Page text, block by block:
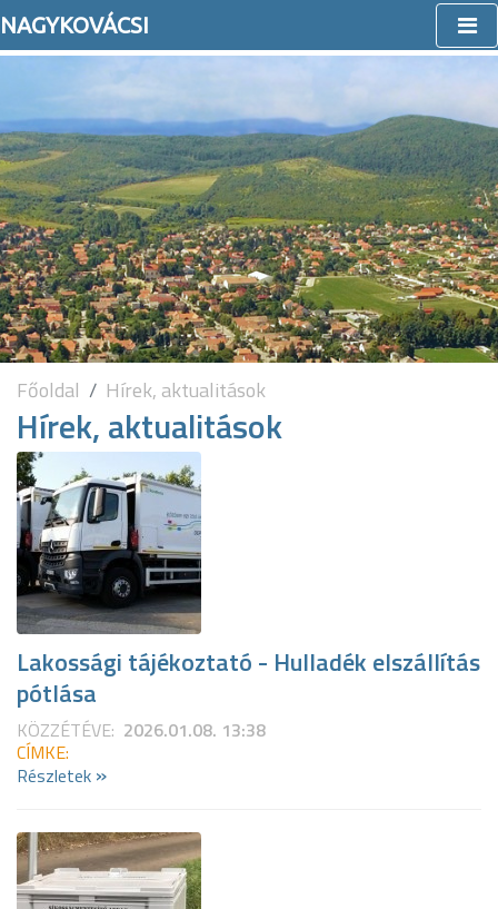
NAGYKOVÁCSI
Főoldal Hírek, aktualitások
Hírek, aktualitások
Lakossági tájékoztató - Hulladék elszállítás
pótlása
KÖZZÉTÉVE: 2026.01.08. 13:38
CÍMKE:
Részletek »